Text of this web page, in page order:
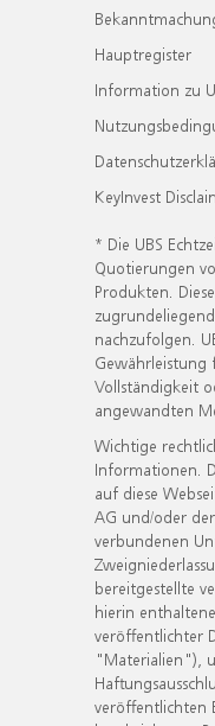
Hauptregister
Information zu
KeyInvest
* Die UBS
Quotierungen
Produkten.
nachzufolgen.
Gewährleistung
Vollständigkeit
angewandten
Wichtige
Informationen.
auf diese
AG und/oder
verbundenen
bereitgestellte
hierin
veröffentlichter
"Materialien"),
veröffentlichten